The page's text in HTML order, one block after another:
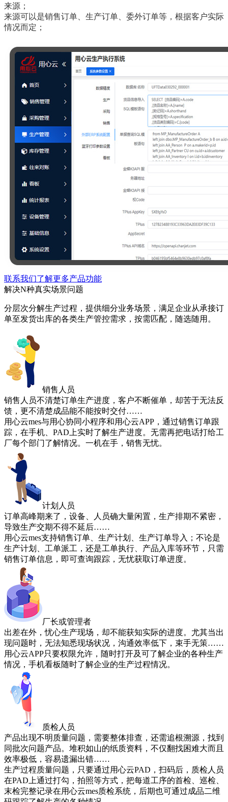
来源；
来源可以是销售订单、生产订单、委外订单等，根据客户实际
情况而定；
联系我们了解更多产品功能
解决N种真实场景问题
分层次分解生产过程，提供细分业务场景，满足企业从承接订
单至发货出库的各类生产管控需求，按需匹配，随选随用。
销售人员
销售人员不清楚订单生产进度，客户不断催单，却苦于无法反
馈，更不清楚成品能不能按时交付……
用心云mes与用心协同小程序和用心云APP，通过销售订单跟
踪，在手机、PAD上实时了解生产进度。无需再把电话打给工
厂每个部门了解情况。一机在手，销售无忧。
计划人员
订单高峰期来了，设备、人员确大量闲置，生产排期不紧密，
导致生产交期不得不延后……
用心云mes支持销售订单、生产计划、生产订单导入；不论是
生产计划、工单派工，还是工单执行、产品入库等环节，只需
销售订单信息，即可查询跟踪，无忧获取订单进度。
厂长或管理者
出差在外，忧心生产现场，却不能获知实际的进度。尤其当出
现问题时，无法知悉现场状况，沟通效率低下，束手无策……
用心云APP只要权限允许，随时打开及可了解企业的各种生产
情况，手机看板随时了解企业的生产过程情况。
质检人员
产品出现不明质量问题，需要整体排查，还需追根溯源，找到
同批次问题产品。堆积如山的纸质资料，不仅翻找困难大而且
效率极低，容易遗漏出错……
生产过程质量问题，只要通过用心云PAD，扫码后，质检人员
在PAD上通过打勾，拍照等方式，把每道工序的首检、巡检、
末检完整记录在用心云mes质检系统，后期也可通过成品二维